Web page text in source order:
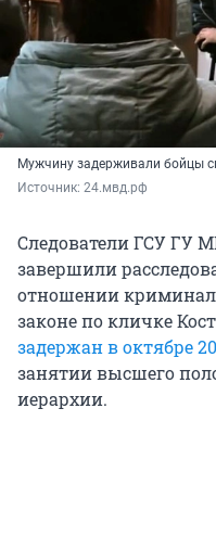
Мужчину задерживали бойцы
Источник: 24.мвд.рф
Следователи ГСУ ГУ
завершили
отношении
законе по кличке
задержан в октябре
занятии высшего
иерархии.